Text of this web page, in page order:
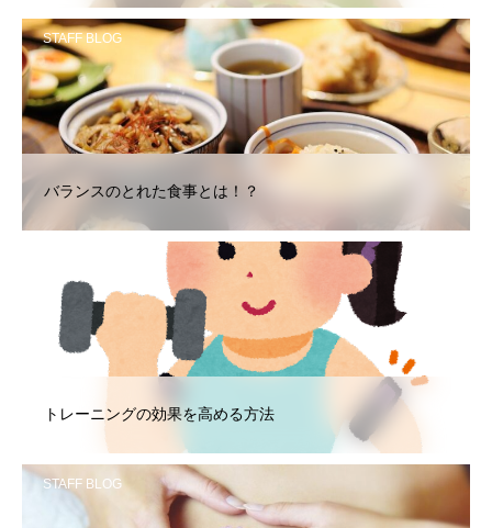
STAFF BLOG
バランスのとれた食事とは！？
トレーニングの効果を高める方法
STAFF BLOG